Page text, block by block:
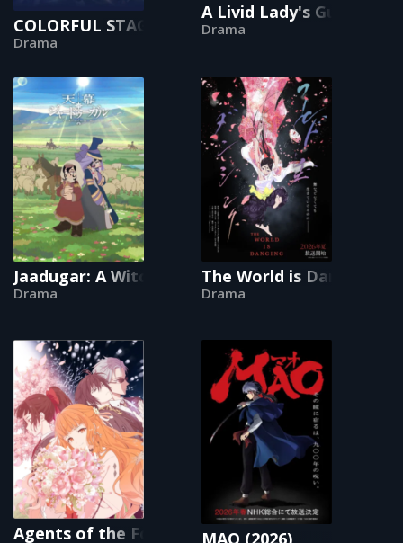
COLORFUL STAGE! The Movie: A Miku Who
Drama
A Livid Lady's Guide to
Drama
Jaadugar: A Witch in Mongolia
Drama
The World is Dancing
Drama
Agents of the Four Seasons: Dance of Spring
MAO (2026)